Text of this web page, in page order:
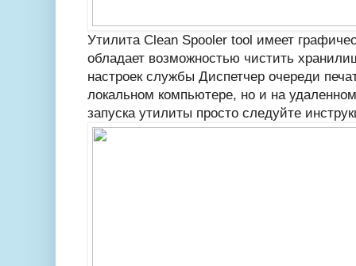
Утилита Clean Spooler tool имеет
обладает возможностью чистить
настроек службы Диспетчер очереди
локальном компьютере, но и на
запуска утилиты просто следуйте